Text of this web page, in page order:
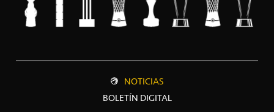
NOTICIAS
BOLETÍN DIGITAL